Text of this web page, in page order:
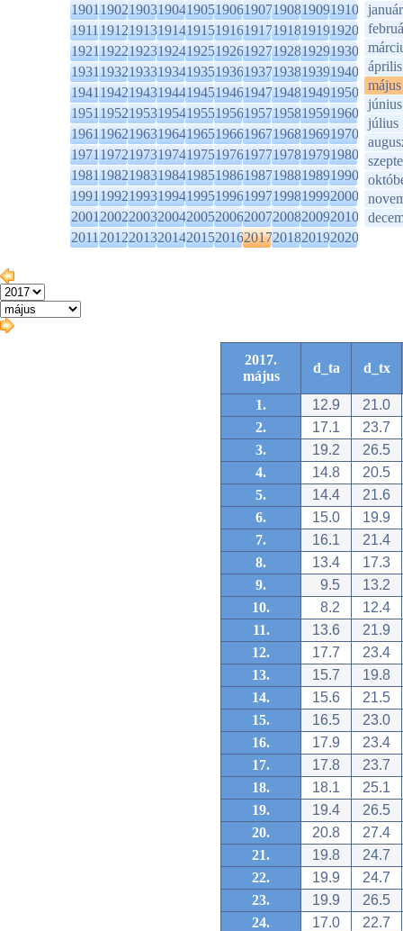
1901190219031904190519061907190819091910
1911191219131914191519161917191819191920
1921192219231924192519261927192819291930
1931193219331934193519361937193819391940
1941194219431944194519461947194819491950
1951195219531954195519561957195819591960
1961196219631964196519661967196819691970
1971197219731974197519761977197819791980
1981198219831984198519861987198819891990
1991199219931994199519961997199819992000
2001200220032004200520062007200820092010
2011201220132014201520162017201820192020
január
április
május
június
július
2017.
május
d_ta d_tx
1. 12.9
21.0
2.
17.1
23.7
3.
19.2
26.5
4.
14.8
20.5
5.
14.4
21.6
6.
15.0
19.9
7.
16.1
21.4
8.
13.4
17.3
9.
9.5
13.2
10.
8.2
12.4
11.
13.6
21.9
12.
17.7
23.4
13.
15.7
19.8
14.
15.6
21.5
15.
16.5
23.0
16.
17.9
23.4
17.
17.8
23.7
18.
18.1
25.1
19.
19.4
26.5
20.
20.8
27.4
21.
19.8
24.7
22.
19.9
24.7
23.
19.9
26.5
24.
17.0
22.7